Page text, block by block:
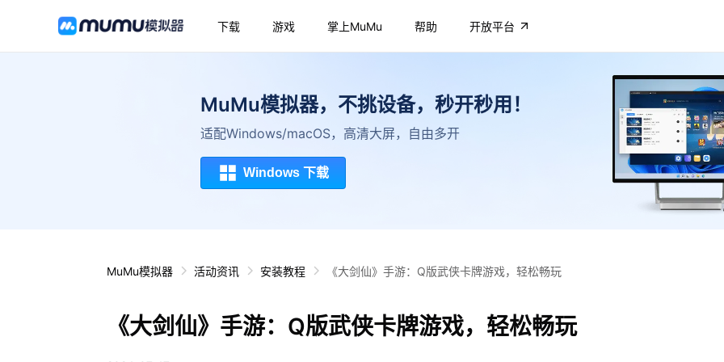
下载 游戏 掌上MuMu 帮助 开放平台
MuMu模拟器，不挑设备，秒开秒用！
适配Windows/macOS，高清大屏，自由多开
Windows 下载
MuMu模拟器 活动资讯 安装教程 《大剑仙》手游：Q版武侠卡牌游戏，轻松畅玩
《大剑仙》手游：Q版武侠卡牌游戏，轻松畅玩